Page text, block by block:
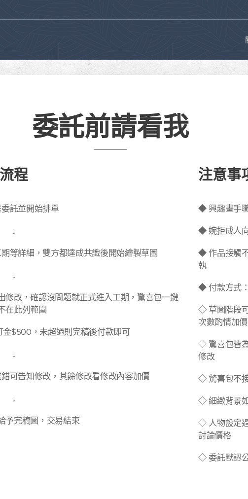
委託前請看我
流程
託並開始排單
↓
等詳細，雙方都達成共識後開始繪製草圖
↓
修改，確認沒問題就正式進入工期，驚喜包一鍵
在此列範圍
$500，未超過則完稿後付款即可
↓
可告知修改，其餘修改看修改內容加價
↓
予完稿圖，交易結束
注意事
◆ 興趣畫手
◆ 婉拒成人向
◆ 作品接觸
執
◆ 付款方式
◇ 草圖˙階段
次數酌情加價
◇ 驚喜包皆
修改
◇ 驚喜包不
◇ 細緻背景
◇ 人物設定
討論價格
◇ 委託默認